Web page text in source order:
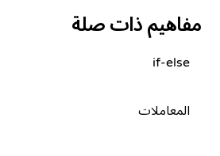
مفاهيم ذات صلة
if-else
المعاملات